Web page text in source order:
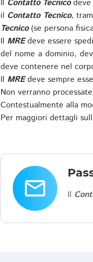
Il Contatto Tecnicodeve
il Contatto Tecnico,
Tecnico(se persona
Il MREdeve essere
del nome a dominio,
deve contenere nel
Il MREdeve sempre
Non verranno
Contestualmente alla
Per maggiori dettagli
email Il